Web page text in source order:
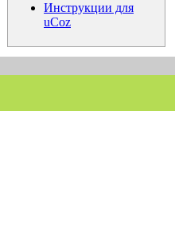
Инструкции для
uCoz